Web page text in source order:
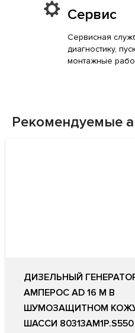
Сервис
Сервисная
диагностику,
монтажные
Рекомендуемые
ДИЗЕЛЬНЫЙ
АМПЕРОС AD 16 M В
ШУМОЗАЩИТНОМ
ШАССИ 80313AM1P.S550